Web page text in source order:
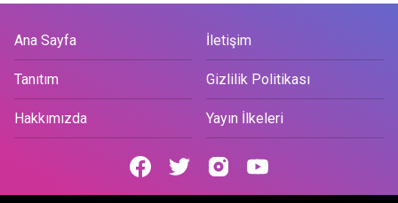
Ana Sayfa İletişim
Tanıtım Gizlilik Politikası
Hakkımızda Yayın İlkeleri